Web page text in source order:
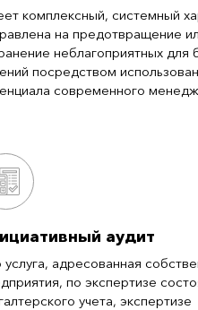
комплексный, системный
на предотвращение
неблагоприятных для
посредством
современного
аудит
адресованная
по экспертизе
учета, экспертизе